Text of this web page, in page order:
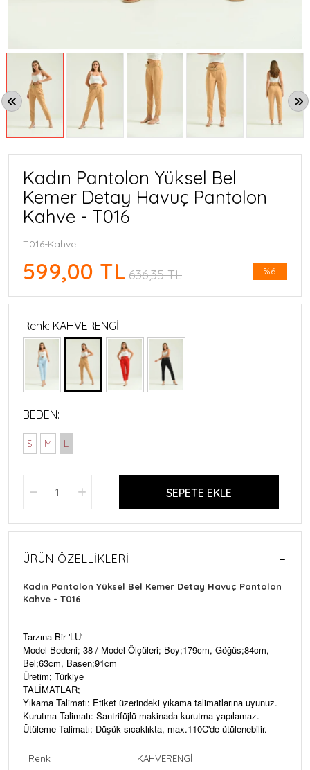
Kadın Pantolon Yüksel Bel
Kemer Detay Havuç Pantolon
Kahve - T016
T016-Kahve
%6
599,00 TL 636,35 TL
Renk: KAHVERENGİ
BEDEN:
S M L
SEPETE EKLE
ÜRÜN ÖZELLIKLERI
Kadın Pantolon Yüksel Bel Kemer Detay Havuç Pantolon
Kahve - T016
Tarzına Bir 'LU'
Model Bedeni; 38 / Model Ölçüleri; Boy;179cm, Göğüs;84cm,
Bel;63cm, Basen;91cm
Üretim; Türkiye
TALİMATLAR;
Yıkama Talimatı: Etiket üzerindeki yıkama talimatlarına uyunuz.
Kurutma Talimatı: Santrifüjlü makinada kurutma yapılamaz.
Ütüleme Talimatı: Düşük sıcaklıkta, max.110C'de ütülenebilir.
Renk KAHVERENGİ